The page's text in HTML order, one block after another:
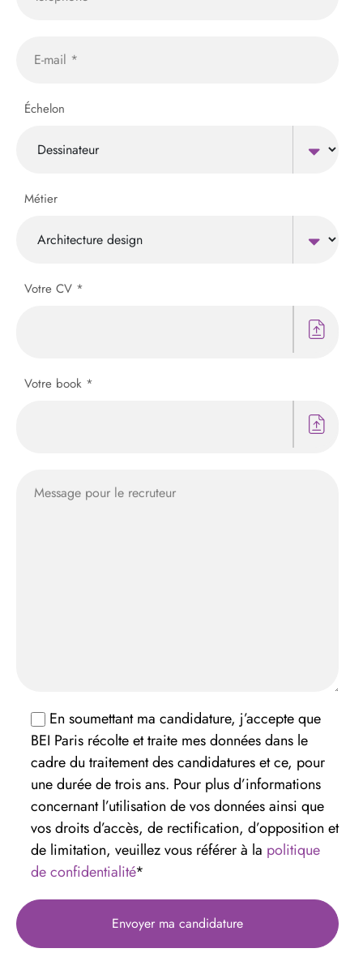
Échelon
Métier
Votre CV *
Votre book *
En soumettant ma candidature, j’accepte que
BEI Paris récolte et traite mes données dans le
cadre du traitement des candidatures et ce, pour
une durée de trois ans. Pour plus d’informations
concernant l’utilisation de vos données ainsi que
vos droits d’accès, de rectification, d’opposition et
de limitation, veuillez vous référer à la politique
de confidentialité*